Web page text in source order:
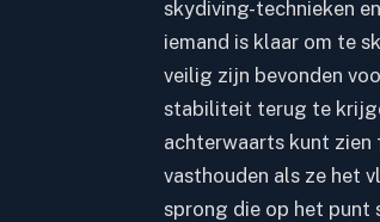
skydiving-technieken
iemand is klaar om te
veilig zijn bevonden
stabiliteit terug te
achterwaarts kunt zien
vasthouden als ze het
sprong die op het punt